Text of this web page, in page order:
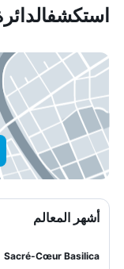
استكشفالدائرة 9- دار الأوبرا,
أشهر المعالم
Sacré-Cœur Basilica